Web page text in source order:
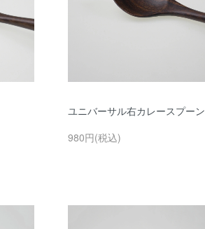
ユニバーサル右カレースプーン
980円(税込)